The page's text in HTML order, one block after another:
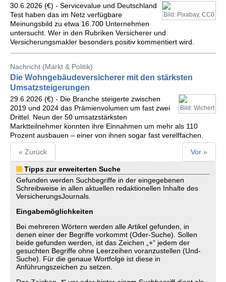
Bild: Pixabay, CC0
30.6.2026 (€) - Servicevalue und Deutschland
Test haben das im Netz verfügbare
Meinungsbild zu etwa 16.700 Unternehmen
untersucht. Wer in den Rubriken Versicherer und
Versicherungsmakler besonders positiv kommentiert wird.
Nachricht (Markt & Politik)
Die Wohngebäudeversicherer mit den stärksten
Umsatzsteigerungen
Bild: Wichert
29.6.2026 (€) - Die Branche steigerte zwischen
2019 und 2024 das Prämienvolumen um fast zwei
Drittel. Neun der 50 umsatzstärksten
Marktteilnehmer konnten ihre Einnahmen um mehr als 110
Prozent ausbauen – einer von ihnen sogar fast verelffachen.
« Zurück Vor »
Tipps zur erweiterten Suche
Gefunden werden Suchbegriffe in der eingegebenen
Schreibweise in allen aktuellen redaktionellen Inhalte des
VersicherungsJournals.
Eingabemöglichkeiten
Bei mehreren Wörtern werden alle Artikel gefunden, in
denen einer der Begriffe vorkommt (Oder-Suche). Sollen
beide gefunden werden, ist das Zeichen „+“ jedem der
gesuchten Begriffe ohne Leerzeihen voranzustellen (Und-
Suche). Für die genaue Wortfolge ist diese in
Anführungszeichen zu setzen.